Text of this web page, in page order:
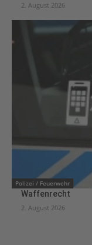
2. August 2026
Polizei / Feuerwehr
Waffenrecht
2. August 2026